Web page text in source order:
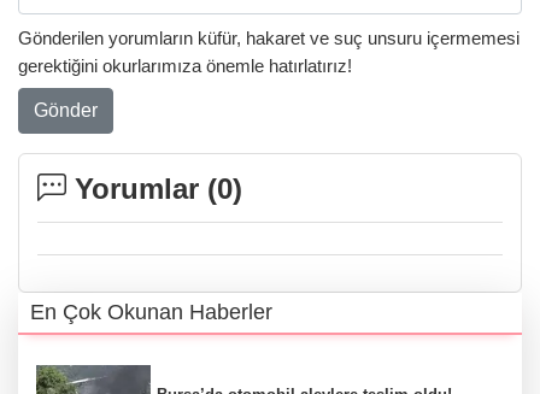
Gönderilen yorumların küfür, hakaret ve suç unsuru içermemesi
gerektiğini okurlarımıza önemle hatırlatırız!
Gönder
Yorumlar (0)
En Çok Okunan Haberler